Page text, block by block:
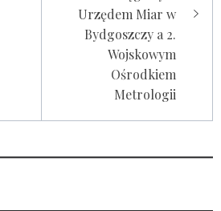
Urzędem Miar w
Bydgoszczy a 2.
Wojskowym
Ośrodkiem
Metrologii